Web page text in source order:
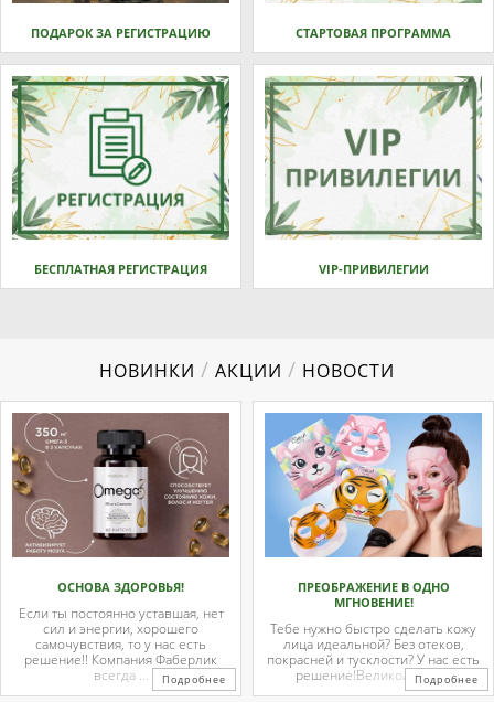
ПОДАРОК ЗА РЕГИСТРАЦИЮ СТАРТОВАЯ ПРОГРАММА
БЕСПЛАТНАЯ РЕГИСТРАЦИЯ VIP-ПРИВИЛЕГИИ
НОВИНКИ / АКЦИИ / НОВОСТИ
ОСНОВА ЗДОРОВЬЯ!
Если ты постоянно уставшая, нет
сил и энергии, хорошего
самочувствия, то у нас есть
решение!! Компания Фаберлик
всегда ...
Подробнее
ПРЕОБРАЖЕНИЕ В ОДНО
МГНОВЕНИЕ!
Тебе нужно быстро сделать кожу
лица идеальной? Без отеков,
покрасней и тусклости? У нас есть
решение!Великолепные
тканевые ...
Подробнее